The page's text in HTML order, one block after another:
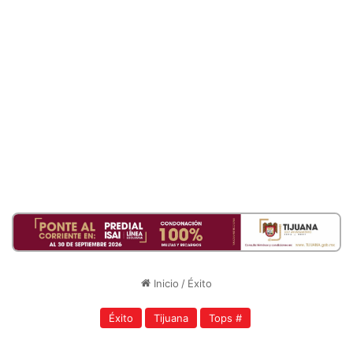
Inicio / Éxito
Éxito Tijuana Tops #